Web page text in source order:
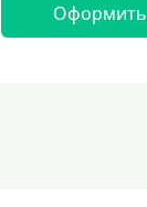
Оформить